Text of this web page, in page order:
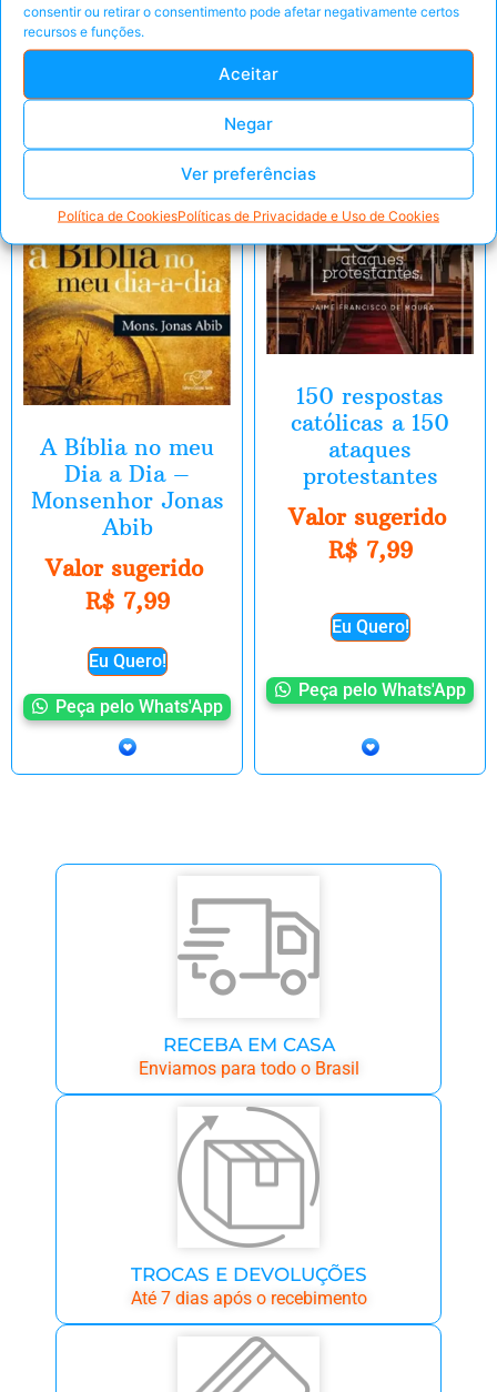
consentir ou retirar o consentimento pode afetar negativamente certos
recursos e funções.
Aceitar
Negar
Ver preferências
Política de CookiesPolíticas de Privacidade e Uso de Cookies
E-Book
A Bíblia no meu
Dia a Dia –
Monsenhor Jonas
Abib
Valor sugerido
R$7,99
Eu Quero!
Peça pelo Whats'App
E-Book
150 respostas
católicas a 150
ataques
protestantes
Valor sugerido
R$7,99
Eu Quero!
Peça pelo Whats'App
RECEBA EM CASA
Enviamos para todo o Brasil
TROCAS E DEVOLUÇÕES
Até 7 dias após o recebimento